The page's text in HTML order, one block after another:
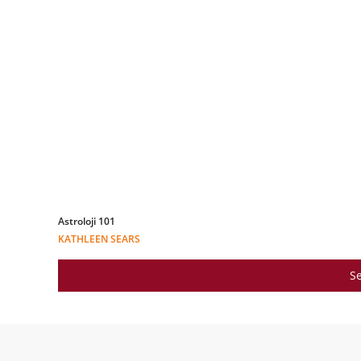
Astroloji 101
KATHLEEN SEARS